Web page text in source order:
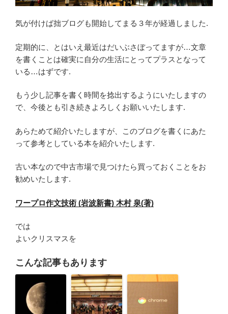
気が付けば拙ブログも開始してまる３年が経過しました.
定期的に、とはいえ最近はだいぶさぼってますが…文章
を書くことは確実に自分の生活にとってプラスとなって
いる…はずです.
もう少し記事を書く時間を捻出するようにいたしますの
で、今後とも引き続きよろしくお願いいたします.
あらためて紹介いたしますが、このブログを書くにあた
って参考としている本を紹介いたします.
古い本なので中古市場で見つけたら買っておくことをお
勧めいたします.
ワープロ作文技術 (岩波新書) 木村 泉(著)
では
よいクリスマスを
こんな記事もあります